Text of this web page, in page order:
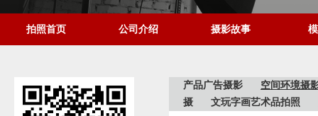
拍照首页 公司介绍 摄影故事
产品广告摄影
空间环境摄
摄
文玩字画艺术品拍照